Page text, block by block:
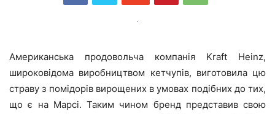
Американська продовольча компанія Kraft Heinz,
широковідома виробництвом кетчупів, виготовила цю
страву з помідорів вирощених в умовах подібних до тих,
що є на Марсі. Таким чином бренд представив свою